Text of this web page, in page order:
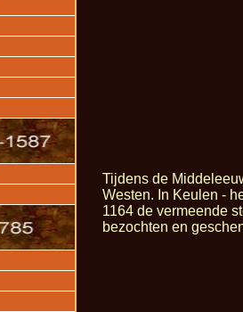
Tijdens de
Westen. In Keulen -
1164 de vermeende
bezochten en